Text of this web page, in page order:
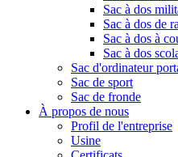
Sac à dos
Sac à dos de
Sac à dos à
Sac à dos
Sac d'ordinateur
Sac de sport
Sac de fronde
À propos de nous
Profil de l'entreprise
Usine